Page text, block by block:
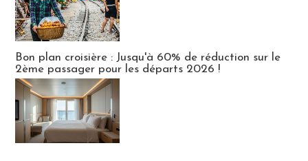
Bon plan croisière : Jusqu'à 60% de réduction sur le
2ème passager pour les départs 2026 !